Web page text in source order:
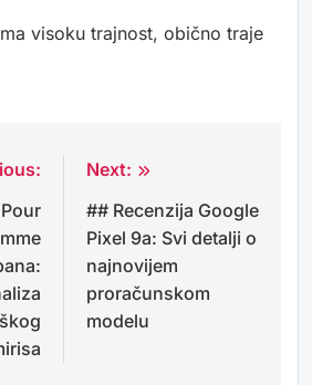
visoku trajnost, obično traje
Next:
## Recenzija Google
Pixel 9a: Svi detalji o
najnovijem
proračunskom
modelu